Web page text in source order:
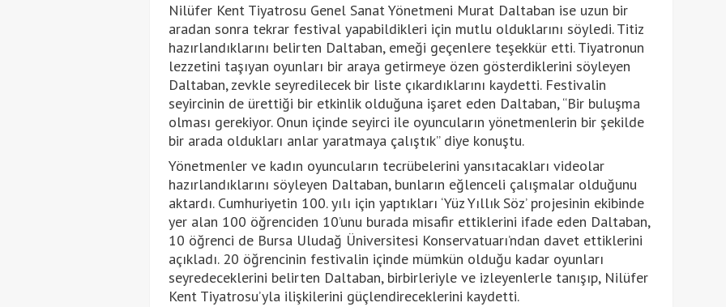
Nilüfer Kent Tiyatrosu Genel Sanat Yönetmeni Murat Daltaban ise uzun bir
aradan sonra tekrar festival yapabildikleri için mutlu olduklarını söyledi. Titiz
hazırlandıklarını belirten Daltaban, emeği geçenlere teşekkür etti. Tiyatronun
lezzetini taşıyan oyunları bir araya getirmeye özen gösterdiklerini söyleyen
Daltaban, zevkle seyredilecek bir liste çıkardıklarını kaydetti. Festivalin
seyircinin de ürettiği bir etkinlik olduğuna işaret eden Daltaban, “Bir buluşma
olması gerekiyor. Onun içinde seyirci ile oyuncuların yönetmenlerin bir şekilde
bir arada oldukları anlar yaratmaya çalıştık” diye konuştu.
Yönetmenler ve kadın oyuncuların tecrübelerini yansıtacakları videolar
hazırlandıklarını söyleyen Daltaban, bunların eğlenceli çalışmalar olduğunu
aktardı. Cumhuriyetin 100. yılı için yaptıkları ‘Yüz Yıllık Söz’ projesinin ekibinde
yer alan 100 öğrenciden 10’unu burada misafir ettiklerini ifade eden Daltaban,
10 öğrenci de Bursa Uludağ Üniversitesi Konservatuarı’ndan davet ettiklerini
açıkladı. 20 öğrencinin festivalin içinde mümkün olduğu kadar oyunları
seyredeceklerini belirten Daltaban, birbirleriyle ve izleyenlerle tanışıp, Nilüfer
Kent Tiyatrosu’yla ilişkilerini güçlendireceklerini kaydetti.